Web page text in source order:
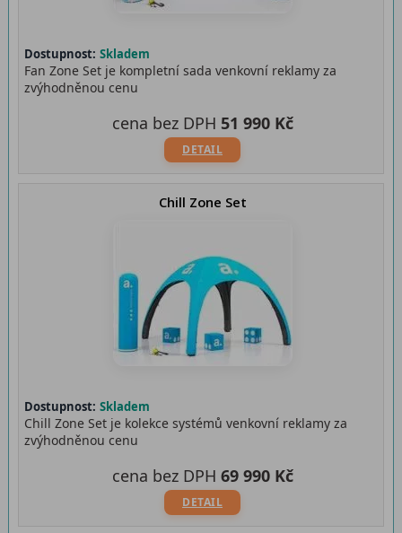
Dostupnost: Skladem
Fan Zone Set je kompletní sada venkovní reklamy za
zvýhodněnou cenu
DETAIL
cena bez DPH 51 990 Kč
Chill Zone Set
Dostupnost: Skladem
Chill Zone Set je kolekce systémů venkovní reklamy za
zvýhodněnou cenu
DETAIL
cena bez DPH 69 990 Kč